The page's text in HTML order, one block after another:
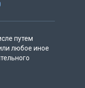
путем
любое иное